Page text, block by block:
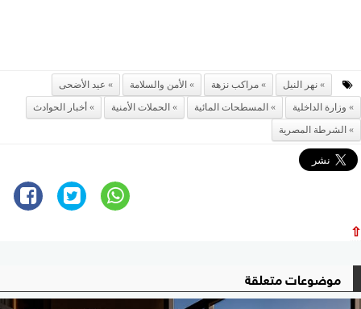
نهر النيل مراكب نزهة الأمن والسلامة
عيد الأضحى
وزارة الداخلية
المسطحات المائية الحملات الأمنية
أخبار الحوادث
الشرطة المصرية
⇧
موضوعات متعلقة